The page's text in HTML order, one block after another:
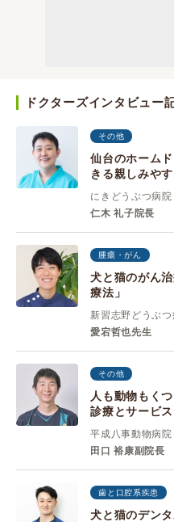
ドクターズインタビュー
その他
仙台のホーム
きる親しみや
にきどうぶつ病院
仁木 礼子院長
腫瘍・がん
犬と猫のがん
療法」
新習志野どうぶ
愛宕哲也先生
その他
人も動物もく
診療とサービ
平成八事動物病院
田口 裕康副院長
歯と口腔系疾患
犬と猫のデン